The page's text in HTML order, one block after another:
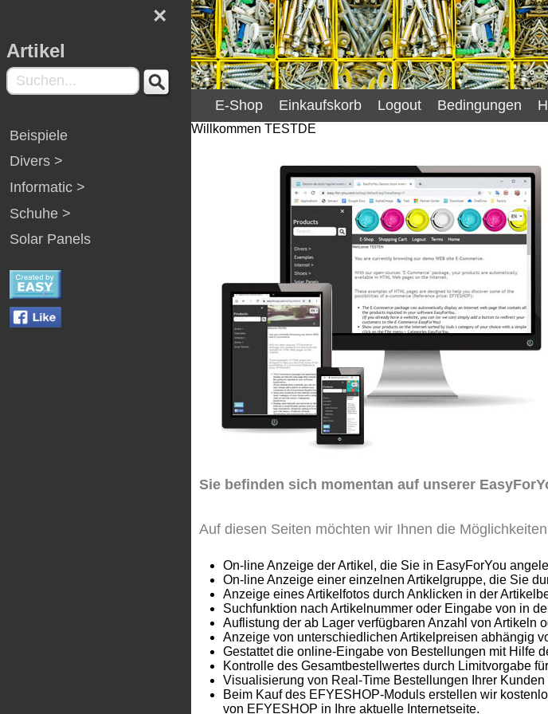
E-Shop Einkaufskorb Logout Bedingungen
Willkommen TESTDE
×
Artikel
Beispiele
Divers >
Informatic >
Schuhe >
Solar Panels
Sie befinden sich momentan auf unserer
Auf diesen Seiten möchten wir Ihnen die
On-line Anzeige der Artikel, die Sie in EasyForYou
On-line Anzeige einer einzelnen Artikelgruppe, die Sie
Anzeige eines Artikelfotos durch Anklicken in der
Suchfunktion nach Artikelnummer oder Eingabe von in
Auflistung der ab Lager verfügbaren Anzahl von Artikeln
Anzeige von unterschiedlichen Artikelpreisen abhängig
Gestattet die online-Eingabe von Bestellungen mit Hilfe
Kontrolle des Gesamtbestellwertes durch Limitvorgabe
Visualisierung von Real-Time Bestellungen Ihrer
Beim Kauf des EFYESHOP-Moduls erstellen wir
von EFYESHOP in Ihre aktuelle Internetseite.